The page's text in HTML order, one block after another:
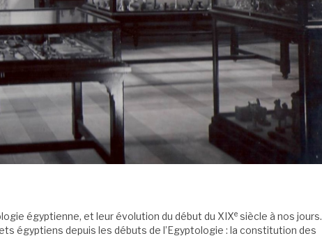
égyptienne, et leur évolution du début du XIXesiècle à nos jours.
égyptiens depuis les débuts de l’Egyptologie : la constitution des